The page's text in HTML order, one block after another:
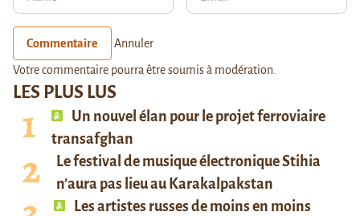
LES PLUS LUS
Un nouvel élan pour le projet ferroviaire
transafghan
Le festival de musique électronique Stihia
n’aura pas lieu au Karakalpakstan
Les artistes russes de moins en moins
Commentaire Annuler
Votre commentaire pourra être soumis à modération.